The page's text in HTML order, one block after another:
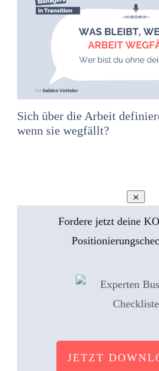
Sich über die Arbeit
wenn sie wegfällt?
Fordere jetzt deine
JETZT